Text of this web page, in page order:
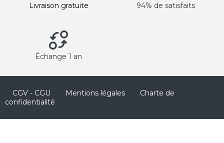
Livraison gratuite 94% de satisfaits
Échange 1 an
CGV - CGU Mentions légales
Charte de
confidentialité